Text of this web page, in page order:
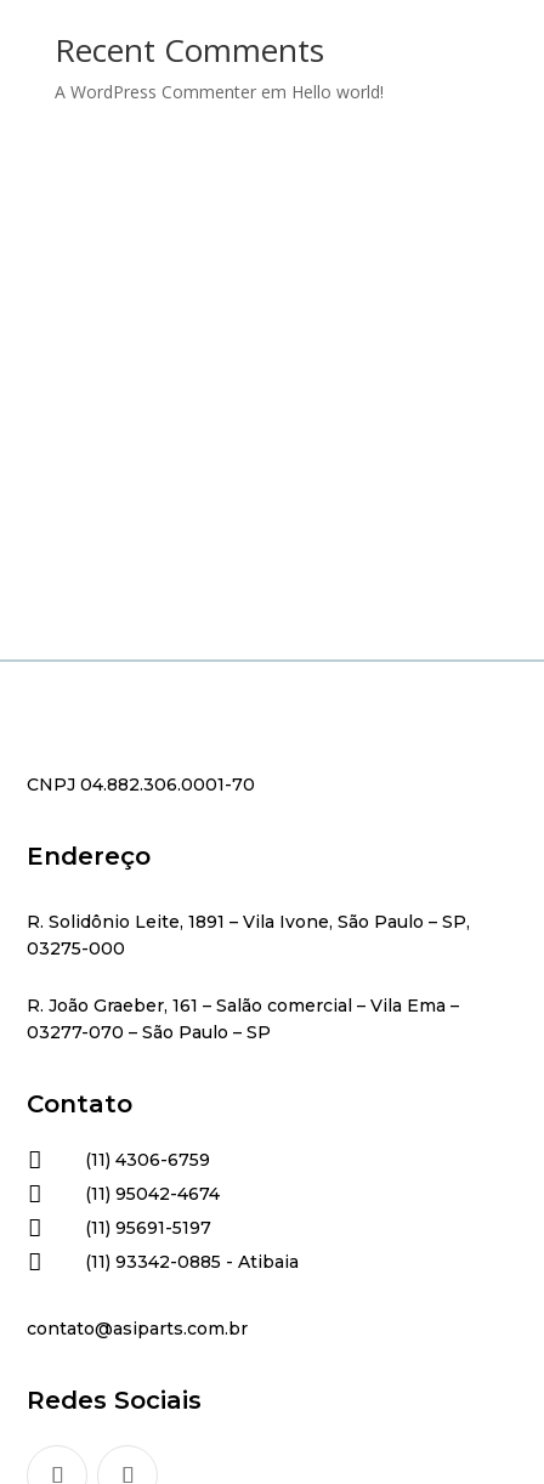
Recent Comments
A WordPress Commenterem Hello world!
CNPJ 04.882.306.0001-70
Endereço
R. Solidônio Leite, 1891 – Vila Ivone, São Paulo – SP,
03275-000
R. João Graeber, 161 – Salão comercial – Vila Ema –
03277-070 – São Paulo – SP
Contato
 (11) 4306-6759
 (11) 95042-4674
 (11) 95691-5197
 (11) 93342-0885 - Atibaia
contato@asiparts.com.br
Redes Sociais